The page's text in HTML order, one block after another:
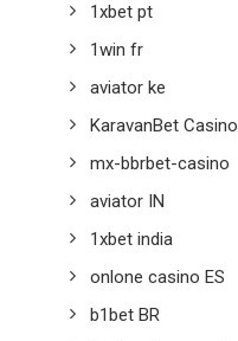
1xbet pt
1win fr
aviator ke
KaravanBet Casino
mx-bbrbet-casino
aviator IN
1xbet india
onlone casino ES
b1bet BR